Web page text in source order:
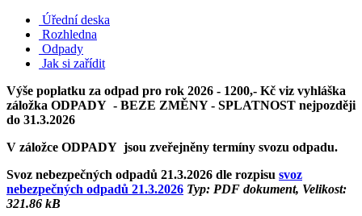
Úřední deska
Rozhledna
Odpady
Jak si zařídit
Výše poplatku za odpad pro rok 2026 - 1200,- Kč viz vyhláška
záložka ODPADY - BEZE ZMĚNY - SPLATNOST nejpozději
do 31.3.2026
V záložce ODPADY jsou zveřejněny termíny svozu odpadu.
Svoz nebezpečných odpadů 21.3.2026 dle rozpisu svoz
nebezpečných odpadů 21.3.2026 Typ: PDF dokument, Velikost:
321.86 kB